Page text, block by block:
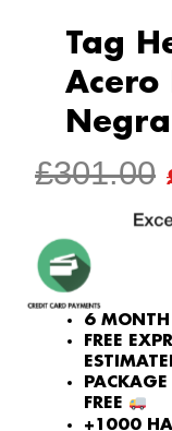
Tag
Acero
Negra
£301.00
6 MONTH
FREE
FREE
+1000